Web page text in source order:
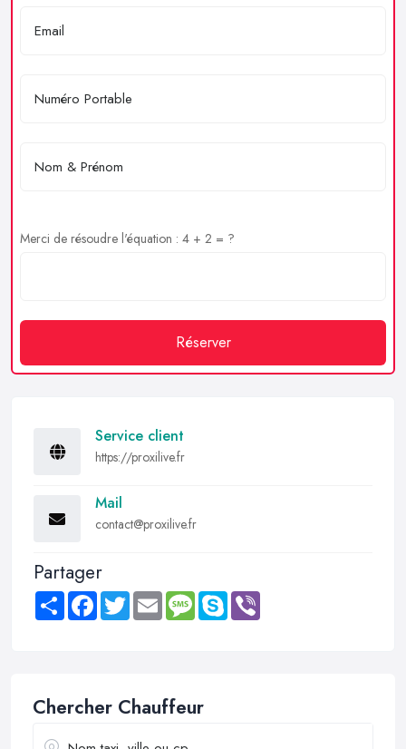
Merci de résoudre l'équation : 4 + 2 = ?
Réserver
Service client
https://proxilive.fr
Mail
contact@proxilive.fr
Partager
Share FacebookTwitter Email MessageSkype
Chercher Chauffeur